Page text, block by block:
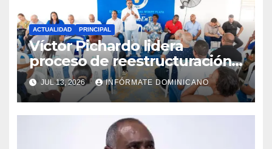
ACTUALIDAD PRINCIPAL
Víctor Pichardo lidera
proceso de reestructuración y
fortalecimiento del PRM en
Monte Plata
JUL 13, 2026 INFÓRMATE DOMINICANO